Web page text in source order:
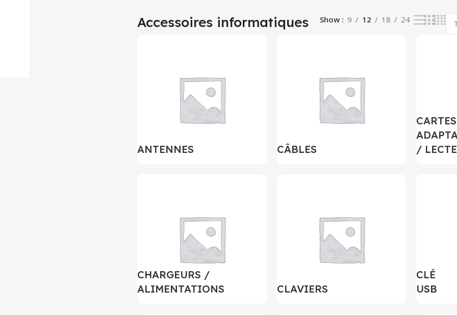
Accessoires informatiques Show 9 12 18 24
ANTENNES CÂBLES
/
CHARGEURS /
ALIMENTATIONS
CLAVIERS
CLÉ
USB